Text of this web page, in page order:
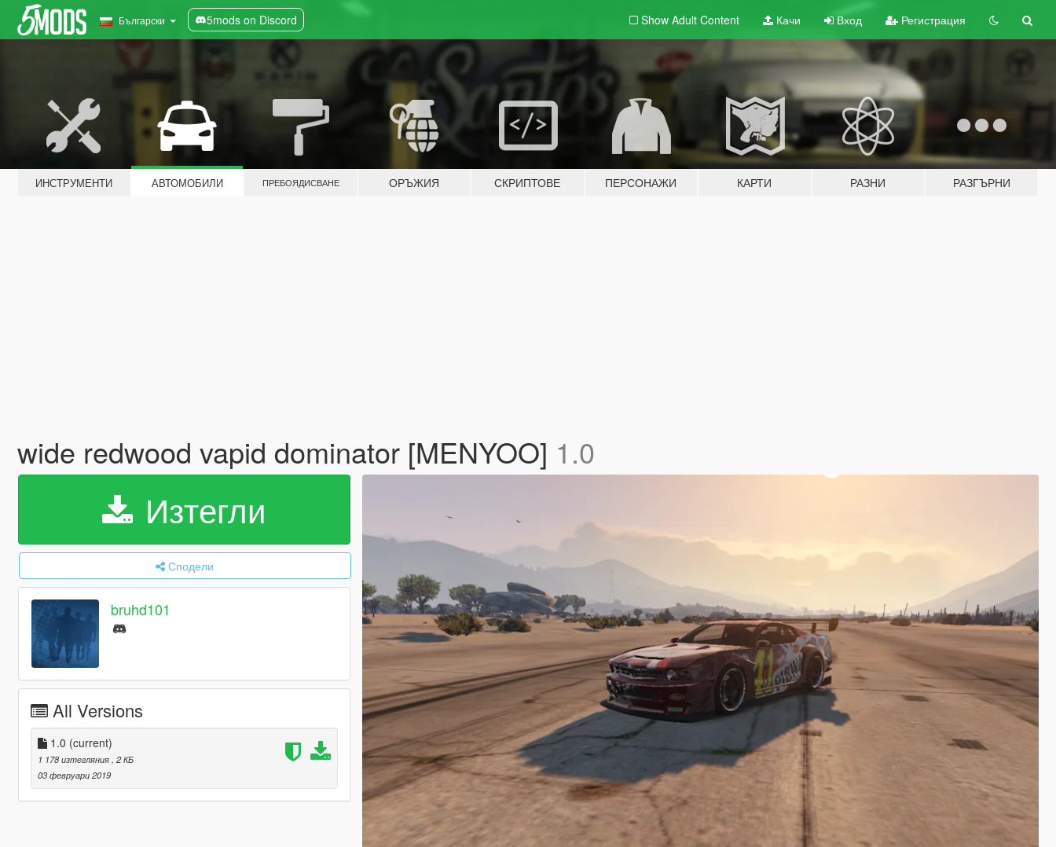
Български 5mods on Discord Show Adult Content Качи Вход Регистрация
ИНСТРУМЕНТИ АВТОМОБИЛИ ПРЕБОЯДИСВАНЕ ОРЪЖИЯ СКРИПТОВЕ ПЕРСОНАЖИ КАРТИ РАЗНИ РАЗГЪРНИ
wide redwood vapid dominator [MENYOO] 1.0
Изтегли
Сподели
bruhd101
All Versions
1.0 (current)
1 178 изтегляния , 2 КБ
03 февруари 2019